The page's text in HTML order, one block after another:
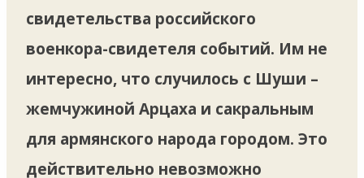
свидетельства российского
военкора-свидетеля событий. Им не
интересно, что случилось с Шуши –
жемчужиной Арцаха и сакральным
для армянского народа городом. Это
действительно невозможно